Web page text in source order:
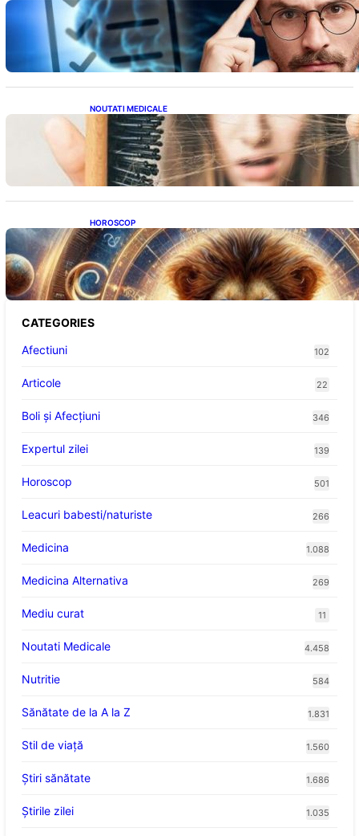
Inteligența dincolo de note: Semnele unui IQ
ridicat care nu țin de școală
NOUTATI MEDICALE
Semnele unei deficiențe de proteine:
Impactul asupra sănătății tale
HOROSCOP
Portalul Leului 8/8: Oportunități de
Abundență pentru Cinci Zodii în 2026
CATEGORIES
Afectiuni
102
Articole 22
Boli și Afecțiuni 346
Expertul zilei 139
Horoscop 501
Leacuri babesti/naturiste 266
Medicina 1.088
Medicina Alternativa 269
Mediu curat 11
Noutati Medicale 4.458
Nutritie 584
Sănătate de la A la Z 1.831
Stil de viaţă 1.560
Ştiri sănătate 1.686
Știrile zilei 1.035